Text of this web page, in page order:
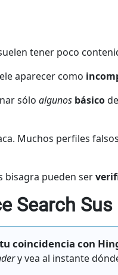
tener poco
aparecer como
sólo algunos básico
Muchos perfiles
bisagra pueden ser
Search
coincidencia con
y vea al instante